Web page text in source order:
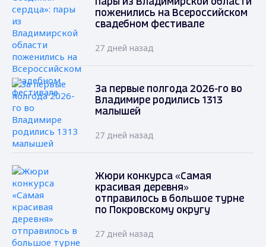
пары из Владимирской области
поженились на Всероссийском
свадебном фестивале
27 дней назад
За первые полгода 2026-го во
Владимире родились 1313
малышей
27 дней назад
Жюри конкурса «Самая
красивая деревня»
отправилось в большое турне
по Покровскому округу
27 дней назад